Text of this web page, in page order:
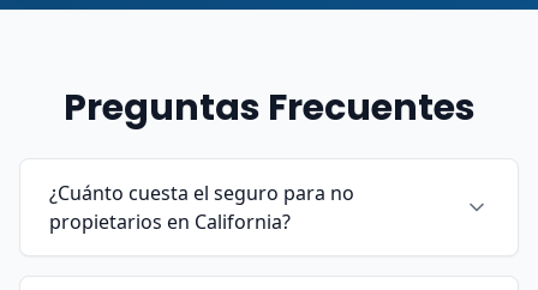
Preguntas Frecuentes
¿Cuánto cuesta el seguro para no
propietarios en California?